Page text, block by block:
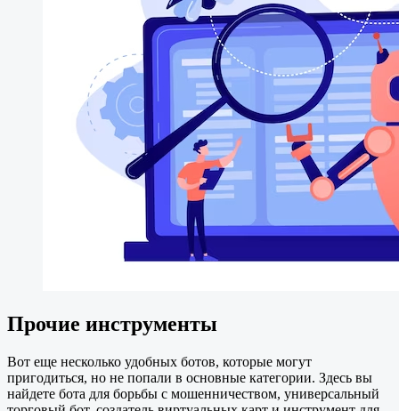
Прочие инструменты
Вот еще несколько удобных ботов, которые могут
пригодиться, но не попали в основные категории. Здесь вы
найдете бота для борьбы с мошенничеством, универсальный